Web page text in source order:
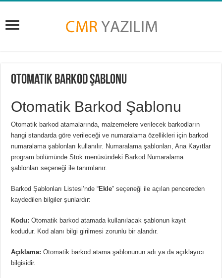
Otomatik Barkod Şablonu
Otomatik Barkod Şablonu
Otomatik barkod atamalarında, malzemelere verilecek barkodların
hangi standarda göre verileceği ve numaralama özellikleri için barkod
numaralama şablonları kullanılır. Numaralama şablonları, Ana Kayıtlar
program bölümünde Stok menüsündeki Barkod Numaralama
şablonları seçeneği ile tanımlanır.
Barkod Şablonları Listesi’nde “Ekle” seçeneği ile açılan pencereden
kaydedilen bilgiler şunlardır:
Kodu: Otomatik barkod atamada kullanılacak şablonun kayıt
kodudur. Kod alanı bilgi girilmesi zorunlu bir alandır.
Açıklama: Otomatik barkod atama şablonunun adı ya da açıklayıcı
bilgisidir.